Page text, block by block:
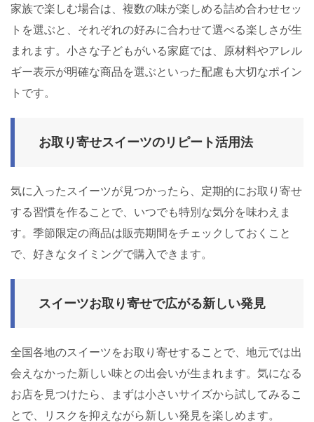
家族で楽しむ場合は、複数の味が楽しめる詰め合わせセッ
トを選ぶと、それぞれの好みに合わせて選べる楽しさが生
まれます。小さな子どもがいる家庭では、原材料やアレル
ギー表示が明確な商品を選ぶといった配慮も大切なポイン
トです。
お取り寄せスイーツのリピート活用法
気に入ったスイーツが見つかったら、定期的にお取り寄せ
する習慣を作ることで、いつでも特別な気分を味わえま
す。季節限定の商品は販売期間をチェックしておくこと
で、好きなタイミングで購入できます。
スイーツお取り寄せで広がる新しい発見
全国各地のスイーツをお取り寄せすることで、地元では出
会えなかった新しい味との出会いが生まれます。気になる
お店を見つけたら、まずは小さいサイズから試してみるこ
とで、リスクを抑えながら新しい発見を楽しめます。